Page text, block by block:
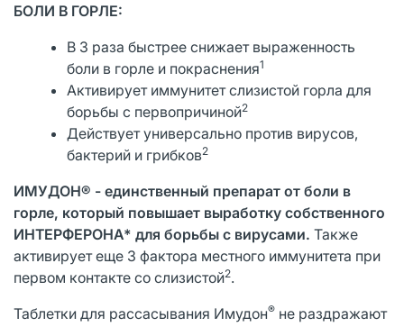
БОЛИ В ГОРЛЕ:
В 3 раза быстрее снижает выраженность
боли в горле и покраснения1
Активирует иммунитет слизистой горла для
борьбы с первопричиной2
Действует универсально против вирусов,
бактерий и грибков2
ИМУДОН® - единственный препарат от боли в
горле, который повышает выработку собственного
ИНТЕРФЕРОНА* для борьбы с вирусами. Также
активирует еще 3 фактора местного иммунитета при
первом контакте со слизистой2.
Таблетки для рассасывания Имудон® не раздражают